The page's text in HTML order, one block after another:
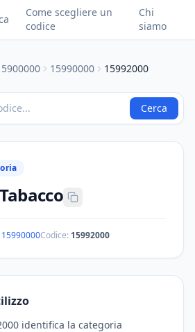
Come scegliere un
codice
Chi
siamo
15990000 15992000
Cerca
Tabacco
15990000Codice: 15992000
identifica la categoria